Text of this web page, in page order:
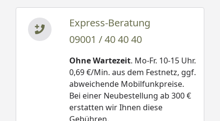
Express-Beratung
09001 / 40 40 40
Ohne Wartezeit. Mo-Fr. 10-15 Uhr.
0,69 €/Min. aus dem Festnetz, ggf.
abweichende Mobilfunkpreise.
Bei einer Neubestellung ab 300 €
erstatten wir Ihnen diese
Gebühren.